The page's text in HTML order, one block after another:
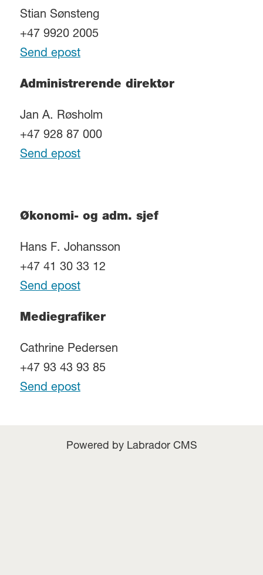
Stian Sønsteng
+47 9920 2005
Send epost
Administrerende direktør
Jan A. Røsholm
+47 928 87 000
Send epost
Økonomi- og adm. sjef
Hans F. Johansson
+47 41 30 33 12
Send epost
Mediegrafiker
Cathrine Pedersen
+47 93 43 93 85
Send epost
Powered by Labrador CMS